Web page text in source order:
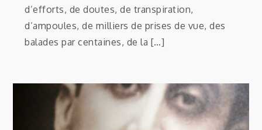
d’efforts, de doutes, de transpiration,
d’ampoules, de milliers de prises de vue, des
balades par centaines, de la […]